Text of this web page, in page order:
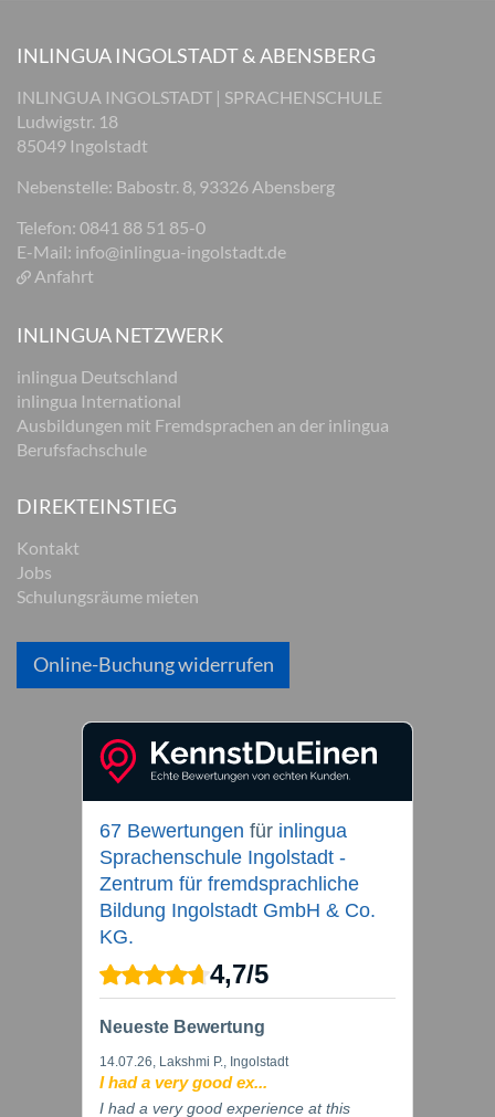
INLINGUA INGOLSTADT & ABENSBERG
INLINGUA INGOLSTADT | SPRACHENSCHULE
Ludwigstr. 18
85049 Ingolstadt
Nebenstelle: Babostr. 8, 93326 Abensberg
Telefon: 0841 88 51 85-0
E-Mail: info@inlingua-ingolstadt.de
Anfahrt
INLINGUA NETZWERK
inlingua Deutschland
inlingua International
Ausbildungen mit Fremdsprachen an der inlingua
Berufsfachschule
DIREKTEINSTIEG
Kontakt
Jobs
Schulungsräume mieten
Online-Buchung widerrufen
67 Bewertungen für inlingua
Sprachenschule Ingolstadt -
Zentrum für fremdsprachliche
Bildung Ingolstadt GmbH & Co.
KG.
4,7/5
Neueste Bewertung
14.07.26, Lakshmi P., Ingolstadt
I had a very good ex...
I had a very good experience at this